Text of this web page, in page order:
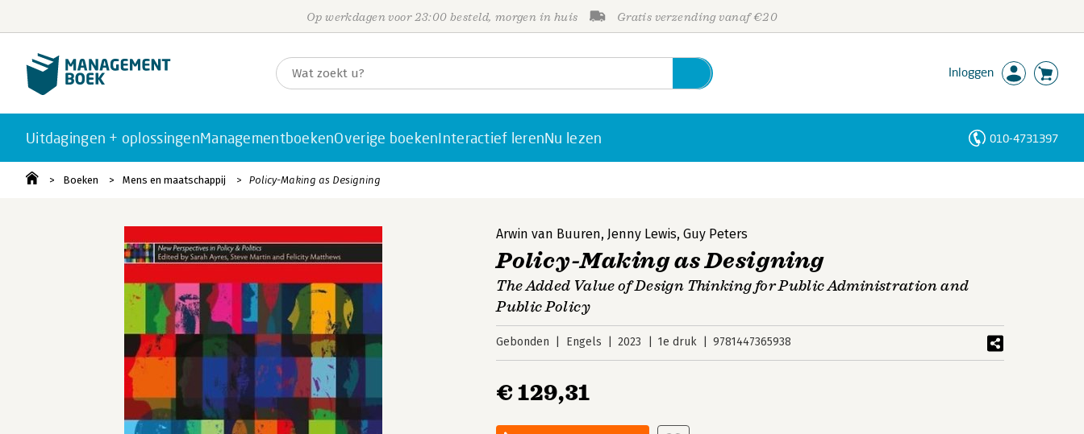
Op werkdagen voor 23:00 besteld, morgen in huis Gratis verzending vanaf €20
Inloggen
Uitdagingen + oplossingenManagementboekenOverige boekenInteractief lerenNu lezen 010-4731397
Boeken Mens en maatschappij Policy-Making as Designing
Arwin van Buuren, Jenny Lewis,Guy Peters
Policy-Making as Designing
The Added Value of Design Thinking for Public Administration and
Public Policy
Gebonden Engels 2023 1e druk 9781447365938
€ 129,31
Personen